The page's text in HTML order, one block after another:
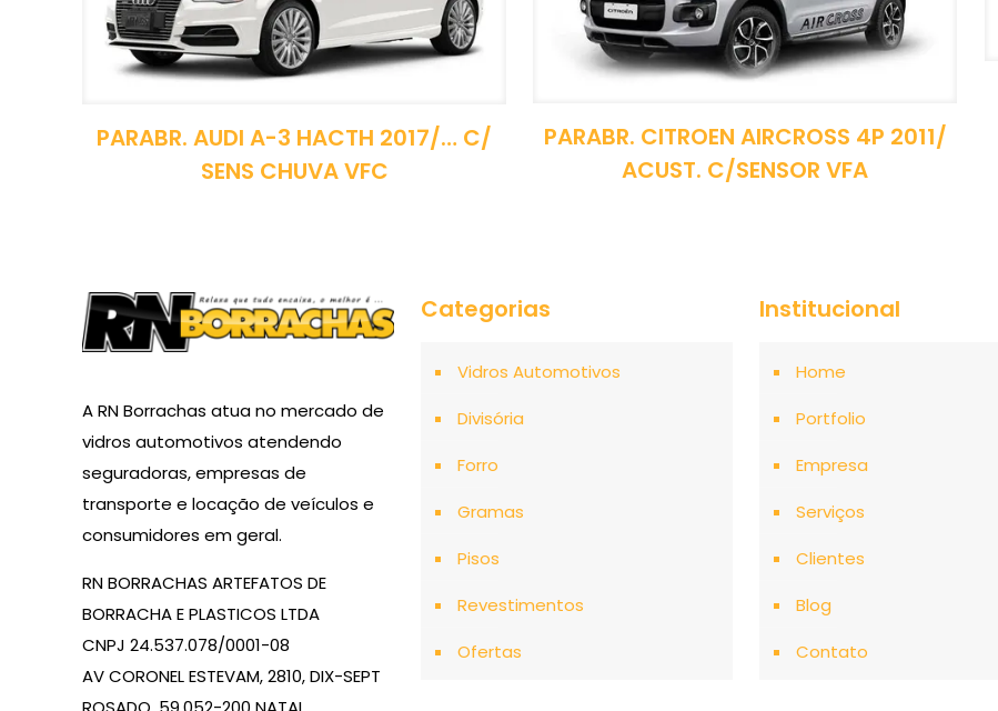
PARABR. AUDI A-3 HACTH 2017/… C/
SENS CHUVA VFC
PARABR. CITROEN AIRCROSS 4P 2011/
ACUST. C/SENSOR VFA
A RN Borrachas atua no mercado de
vidros automotivos atendendo
seguradoras, empresas de
transporte e locação de veículos e
consumidores em geral.
RN BORRACHAS ARTEFATOS DE
BORRACHA E PLASTICOS LTDA
CNPJ 24.537.078/0001-08
AV CORONEL ESTEVAM, 2810, DIX-SEPT
Categorias
Vidros Automotivos
Divisória
Forro
Gramas
Pisos
Revestimentos
Ofertas
Institucional
Home
Portfolio
Empresa
Serviços
Clientes
Blog
Contato